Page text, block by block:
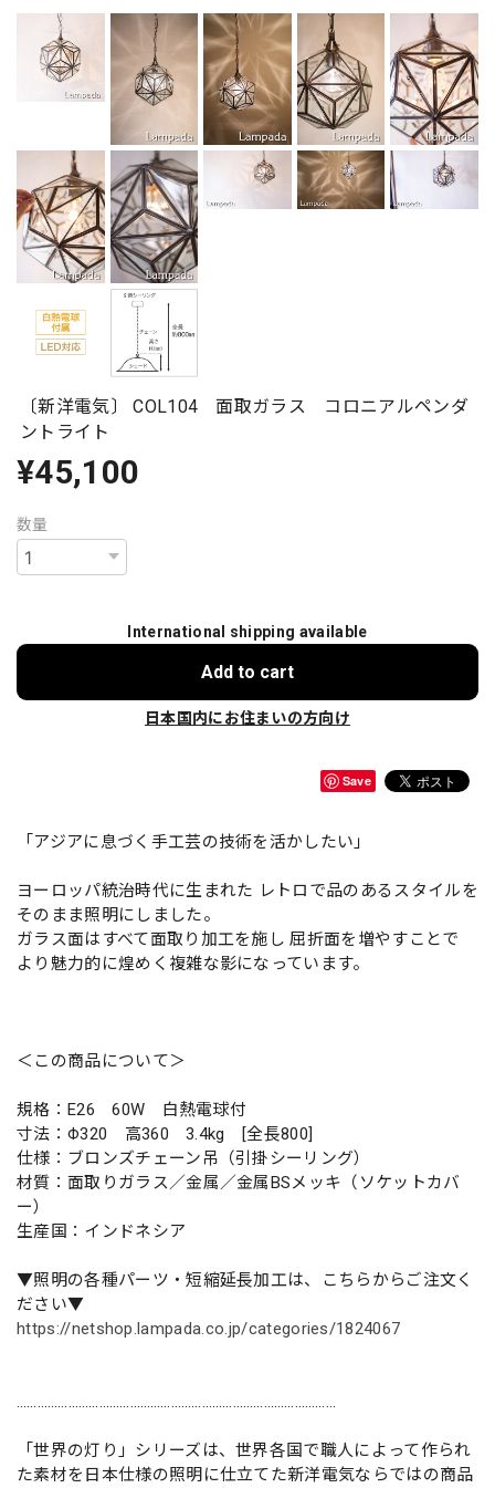
〔新洋電気〕 COL104 面取ガラス コロニアルペンダ
ントライト
¥45,100
数量
International shipping available
Add to cart
日本国内にお住まいの方向け
Save
「アジアに息づく手工芸の技術を活かしたい」
ヨーロッパ統治時代に生まれた レトロで品のあるスタイルを
そのまま照明にしました。
ガラス面はすべて面取り加工を施し 屈折面を増やすことで
より魅力的に煌めく複雑な影になっています。
＜この商品について＞
規格：E26 60W 白熱電球付
寸法：Φ320 高360 3.4kg [全長800]
仕様：ブロンズチェーン吊（引掛シーリング）
材質：面取りガラス／金属／金属BSメッキ（ソケットカバ
ー）
生産国：インドネシア
▼照明の各種パーツ・短縮延長加工は、こちらからご注文く
ださい▼
https://netshop.lampada.co.jp/categories/1824067
…………………………………………………………………………………
「世界の灯り」シリーズは、世界各国で職人によって作られ
た素材を日本仕様の照明に仕立てた新洋電気ならではの商品